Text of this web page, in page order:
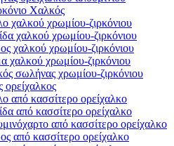
Χαλκός
χαλκού χρωμίου-ζιρκόνιου
χαλκού χρωμίου-ζιρκόνιου
χαλκού χρωμίου-ζιρκόνιου
χαλκού χρωμίου-ζιρκόνιου
σωλήνας χρωμίου-ζιρκόνιου
ορείχαλκος
από κασσίτερο ορείχαλκο
από κασσίτερο ορείχαλκο
από κασσίτερο ορείχαλκο
από κασσίτερο ορείχαλκο